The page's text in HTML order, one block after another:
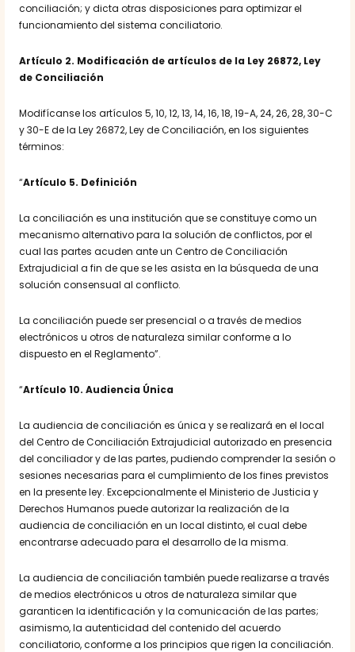
conciliación; y dicta otras disposiciones para optimizar el
funcionamiento del sistema conciliatorio.
Artículo 2. Modificación de artículos de la Ley 26872, Ley
de Conciliación
Modifícanse los artículos 5, 10, 12, 13, 14, 16, 18, 19-A, 24, 26, 28, 30-C
y 30-E de la Ley 26872, Ley de Conciliación, en los siguientes
términos:
“Artículo 5. Definición
La conciliación es una institución que se constituye como un
mecanismo alternativo para la solución de conflictos, por el
cual las partes acuden ante un Centro de Conciliación
Extrajudicial a fin de que se les asista en la búsqueda de una
solución consensual al conflicto.
La conciliación puede ser presencial o a través de medios
electrónicos u otros de naturaleza similar conforme a lo
dispuesto en el Reglamento”.
“Artículo 10. Audiencia Única
La audiencia de conciliación es única y se realizará en el local
del Centro de Conciliación Extrajudicial autorizado en presencia
del conciliador y de las partes, pudiendo comprender la sesión o
sesiones necesarias para el cumplimiento de los fines previstos
en la presente ley. Excepcionalmente el Ministerio de Justicia y
Derechos Humanos puede autorizar la realización de la
audiencia de conciliación en un local distinto, el cual debe
encontrarse adecuado para el desarrollo de la misma.
La audiencia de conciliación también puede realizarse a través
de medios electrónicos u otros de naturaleza similar que
garanticen la identificación y la comunicación de las partes;
asimismo, la autenticidad del contenido del acuerdo
conciliatorio, conforme a los principios que rigen la conciliación.